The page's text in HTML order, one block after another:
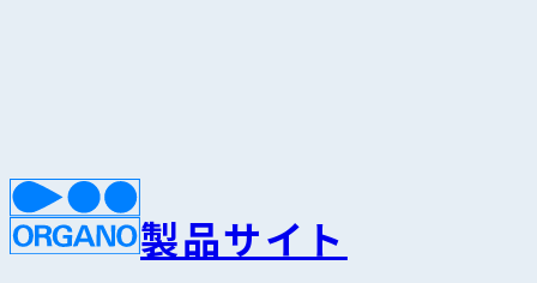
製品サイト